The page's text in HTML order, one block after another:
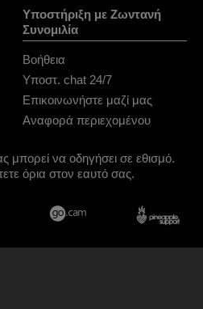
Υποστήριξη με Ζωντανή
Συνομιλία
Βοήθεια
Υποστ. chat 24/7
Επικοινωνήστε μαζί μας
Αναφορά περιεχομένου
μπορεί να οδηγήσει σε εθισμό.
όρια στον εαυτό σας.